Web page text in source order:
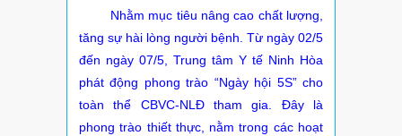
Nhằm mục tiêu nâng cao chất lượng,
tăng sự hài lòng người bệnh. Từ ngày 02/5
đến ngày 07/5, Trung tâm Y tế Ninh Hòa
phát động phong trào “Ngày hội 5S” cho
toàn thể CBVC-NLĐ tham gia. Đây là
phong trào thiết thực, nằm trong các hoạt